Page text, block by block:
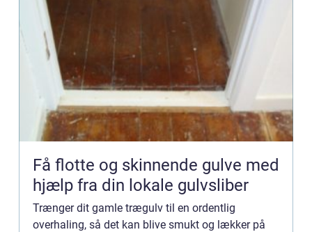
Få flotte og skinnende gulve med
hjælp fra din lokale gulvsliber
Trænger dit gamle trægulv til en ordentlig
overhaling, så det kan blive smukt og lækker på